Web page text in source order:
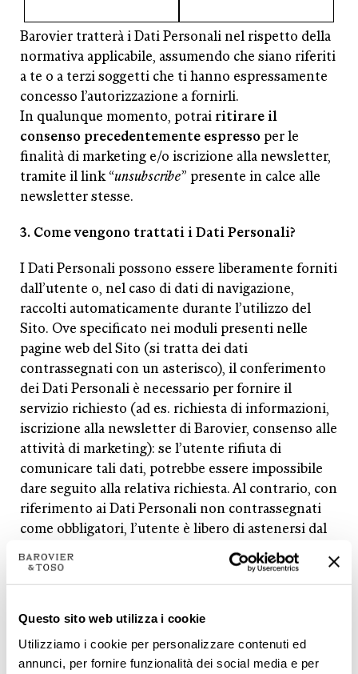
Questo sito web utilizza i cookie
Utilizziamo i cookie per personalizzare contenuti ed
annunci, per fornire funzionalità dei social media e per
Barovier tratterà i Dati Personali nel rispetto della
normativa applicabile, assumendo che siano riferiti
a te o a terzi soggetti che ti hanno espressamente
concesso l’autorizzazione a fornirli.
In qualunque momento, potrai ritirare il
consenso precedentemente espresso per le
finalità di marketing e/o iscrizione alla newsletter,
tramite il link “unsubscribe” presente in calce alle
newsletter stesse.
3. Come vengono trattati i Dati Personali?
I Dati Personali possono essere liberamente forniti
dall’utente o, nel caso di dati di navigazione,
raccolti automaticamente durante l’utilizzo del
Sito. Ove specificato nei moduli presenti nelle
pagine web del Sito (si tratta dei dati
contrassegnati con un asterisco), il conferimento
dei Dati Personali è necessario per fornire il
servizio richiesto (ad es. richiesta di informazioni,
iscrizione alla newsletter di Barovier, consenso alle
attività di marketing): se l’utente rifiuta di
comunicare tali dati, potrebbe essere impossibile
dare seguito alla relativa richiesta. Al contrario, con
riferimento ai Dati Personali non contrassegnati
come obbligatori, l’utente è libero di astenersi dal
comunicarli, senza che ciò abbia alcuna
conseguenza sulla disponibilità dei servizi o
sull’operatività del Sito.
trattamento incidentale dei Dati personali di terzi
soggettiforniti dall’utente a Barovier. Rispetto a
tali ipotesi, l’utente è qualificabile come autonomo